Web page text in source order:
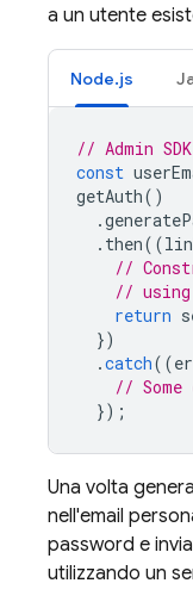
a un utente
Node.js
// Admin
const
getAuth()
.
. then((
//
// using
return
})
.catch((
//
});
Una volta
nell'email
password e
utilizzando un